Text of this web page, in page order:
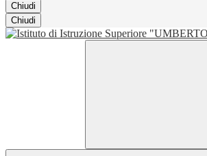
Chiudi
Chiudi